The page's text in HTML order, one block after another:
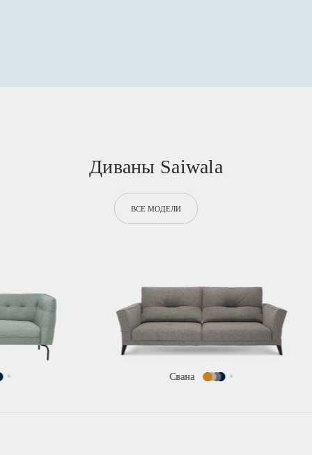
Диваны Saiwala
ВСЕ МОДЕЛИ
+